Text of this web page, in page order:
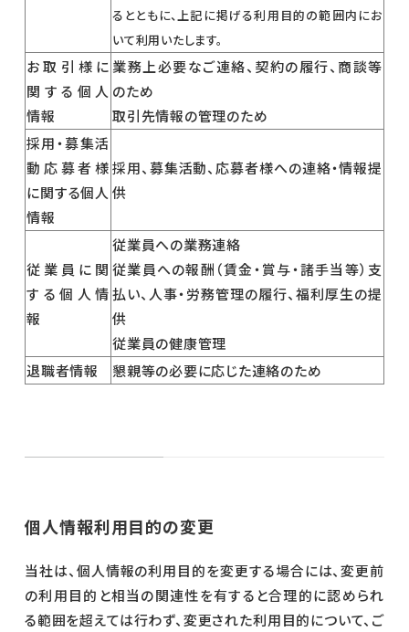
るとともに、上記に掲げる利用目的の範囲内にお
いて利用いたします。
お取引様に
関する個人
情報
業務上必要なご連絡、契約の履行、商談等
のため
取引先情報の管理のため
採用・募集活
動応募者様
に関する個人
情報
採用、募集活動、応募者様への連絡・情報提
供
従業員に関
する個人情
報
従業員への業務連絡
従業員への報酬（賃金・賞与・諸手当等）支
払い、人事・労務管理の履行、福利厚生の提
供
従業員の健康管理
退職者情報
懇親等の必要に応じた連絡のため
個人情報利用目的の変更
当社は、個人情報の利用目的を変更する場合には、変更前
の利用目的と相当の関連性を有すると合理的に認められ
る範囲を超えては行わず、変更された利用目的について、ご